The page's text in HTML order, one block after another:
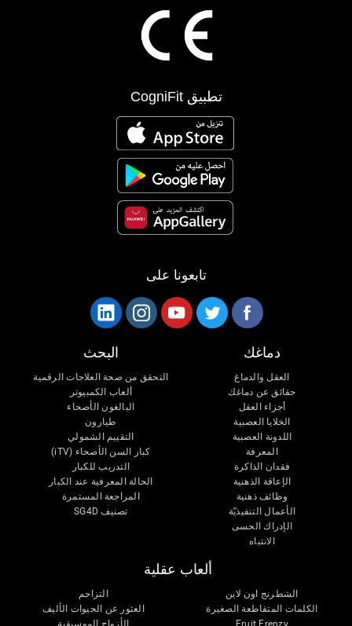
تطبيق CogniFit
تابعونا على
دماغك
العقل والدماغ
حقائق عن دماغك
أجزاء العقل
الخلايا العصبية
اللدونة العصبية
المعرفة
فقدان الذاكرة
الإعاقة الذهنية
وظائف ذهنية
الأعمال التنفيذيّة
الإدراك الحسى
الانتباه
البحث
التحقق من صحة العلاجات الرقمية
ألعاب الكمبيوتر
البالغون الأصحاء
طيارون
التقييم الشمولي
كبار السن الأصحاء (iTV)
التدريب للكبار
الحالة المعرفية عند الكبار
المراجعة المستمرة
تصنيف SG4D
ألعاب عقلية
الشطرنج اون لاين
الكلمات المتقاطعة الصغيرة
Fruit Frenzy
التزاحم
العثور عن الحيوات الأليف
الأزواج الموسيقية